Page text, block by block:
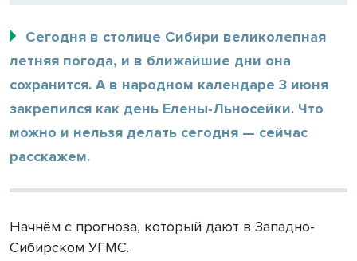
Сегодня в столице Сибири великолепная
летняя погода, и в ближайшие дни она
сохранится. А в народном календаре 3 июня
закрепился как день Елены-Льносейки. Что
можно и нельзя делать сегодня — сейчас
расскажем.
Начнём с прогноза, который дают в Западно-
Сибирском УГМС.